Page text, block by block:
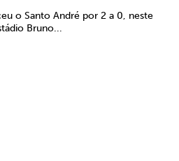
o Santo André por 2 a 0, neste
Bruno...